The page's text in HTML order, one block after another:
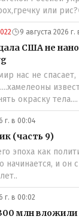
или
9 августа 2026 г.
США не
нас не
окраску тела....
г. в 00:04
(часть 9)
эпоха как
начинается, и он
г. в 00:02
млн вложили